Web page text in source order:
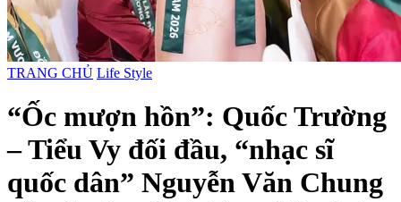
TRANG CHỦ Life Style
“Ốc mượn hồn”: Quốc Trường
– Tiểu Vy đối đầu, “nhạc sĩ
quốc dân” Nguyễn Văn Chung